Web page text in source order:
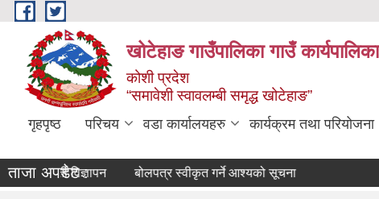
Skip to main content
खोटेहाङ गाउँपालिका गाउँ
कोशी प्रदेश
“समावेशी स्वावलम्बी समृद्ध खोटेहाङ”
गृहपृष्ठ परिचय वडा कार्यालयहरु कार्यक्रम तथा परियोजना
ताजा अपडेट :
विज्ञापन बोलपत्र स्वीकृत गर्ने आश्यको सूचना